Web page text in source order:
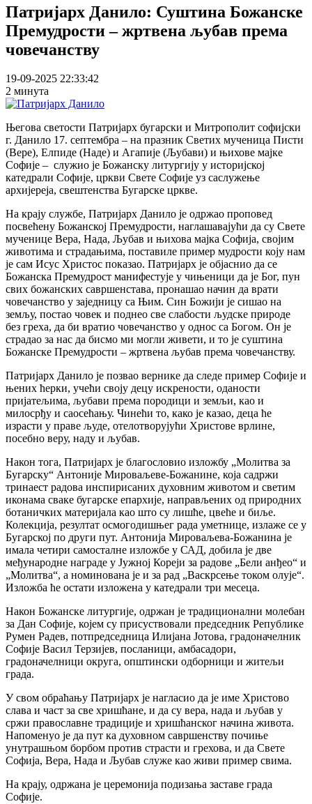
Патријарх Данило: Суштина Божанске
Премудрости – жртвена љубав према
човечанству
19-09-2025 22:33:42
2 минута
Његова светости Патријарх бугарски и Митрополит софијски
г. Данило 17. септембра – на празник Светих мученица Писти
(Вере), Елпиде (Наде) и Агапије (Љубави) и њихове мајке
Софије – служио је Божанску литургију у историјској
катедрали Софије, цркви Свете Софије уз саслужење
архијереја, свештенства Бугарске цркве.
На крају службе, Патријарх Данило је одржао проповед
посвећену Божанској Премудрости, наглашавајући да су Свете
мученице Вера, Нада, Љубав и њихова мајка Софија, својим
животима и страдањима, поставиле пример мудрости коју нам
је сам Исус Христос показао. Патријарх је објаснио да се
Божанска Премудрост манифестује у чињеници да је Бог, пун
свих божанских савршенстава, пронашао начин да врати
човечанство у заједницу са Њим. Син Божији је сишао на
земљу, постао човек и поднео све слабости људске природе
без греха, да би вратио човечанство у однос са Богом. Он је
страдао за нас да бисмо ми могли живети, и то је суштина
Божанске Премудрости – жртвена љубав према човечанству.
Патријарх Данило је позвао вернике да следе пример Софије и
њених ћерки, учећи своју децу искрености, оданости
пријатељима, љубави према породици и земљи, као и
милосрђу и саосећању. Чинећи то, како је казао, деца ће
израсти у праве људе, отелотворујући Христове врлине,
посебно веру, наду и љубав.
Након тога, Патријарх је благословио изложбу „Молитва за
Бугарску“ Антоније Мироваљеве-Божанине, која садржи
тринаест радова инспирисаних духовним животом и светим
иконама сваке бугарске епархије, направљених од природних
ботаничких материјала као што су лишће, цвеће и биље.
Колекција, резултат осмогодишњег рада уметнице, излаже се у
Бугарској по други пут. Антонија Мироваљева-Божанина је
имала четири самосталне изложбе у САД, добила је две
међународне награде у Јужној Кореји за радове „Бели анђео“ и
„Молитва“, а номинована је и за рад „Васкрсење током олује“.
Изложба ће остати изложена у катедрали три месеца.
Након Божанске литургије, одржан је традиционални молебан
за Дан Софије, којем су присуствовали председник Републике
Румен Радев, потпредседница Илијана Јотова, градоначелник
Софије Васил Терзијев, посланици, амбасадори,
градоначелници округа, општински одборници и житељи
града.
У свом обраћању Патријарх је нагласио да је име Христово
слава и част за све хришћане, и да су вера, нада и љубав у
сржи православне традиције и хришћанског начина живота.
Напоменуо је да пут ка духовном савршенству почиње
унутрашњом борбом против страсти и грехова, и да Свете
Софија, Вера, Нада и Љубав служе као живи пример свима.
На крају, одржана је церемонија подизања заставе града
Софије.